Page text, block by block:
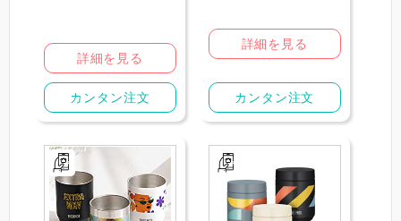
詳細を見る
カンタン注文
詳細を見る
カンタン注文